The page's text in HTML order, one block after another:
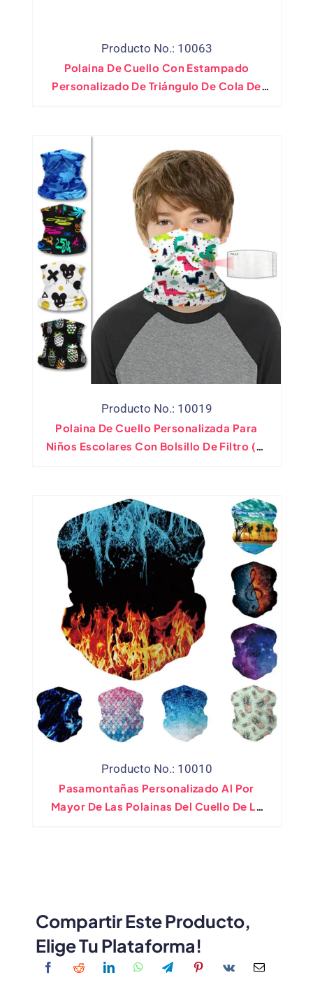
Producto No.: 10063
Polaina De Cuello Con Estampado
Personalizado De Triángulo De Cola De
Producto No.: 10019
Polaina De Cuello Personalizada Para
Niños Escolares Con Bolsillo De Filtro (al
Producto No.: 10010
Pasamontañas Personalizado Al Por
Mayor De Las Polainas Del Cuello De La
Compartir Este Producto,
Elige Tu Plataforma!